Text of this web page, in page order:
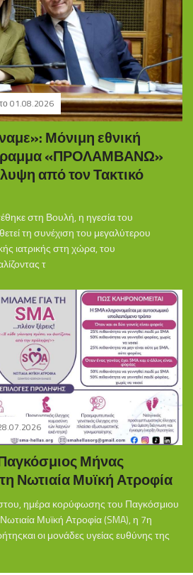
01.08.2026
Μόνιμη εθνική
«ΠΡΟΛΑΜΒΑΝΩ»
από τον Τακτικό
στη Βουλή, η ηγεσία του
τη συνέχιση του μεγαλύτερου
ιατρικής στη χώρα, του
τ
Μήνας
Νωτιαία Μυϊκή Ατροφία
ημέρα κορύφωσης του Παγκόσμιου
Μυϊκή Ατροφία (SMA), η 7η
οι μονάδες υγείας ευθύνης της